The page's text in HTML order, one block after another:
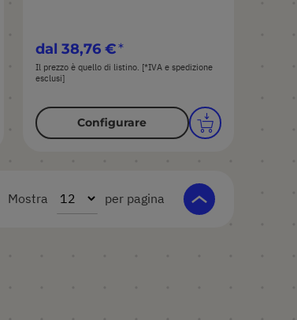
dal 38,76 €
Il prezzo è quello di listino. [*IVA e spedizione
esclusi]
Configurare
Mostra per pagina